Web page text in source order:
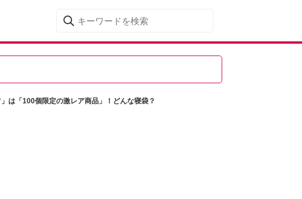
は「100個限定の激レア商品」！どんな寝袋？